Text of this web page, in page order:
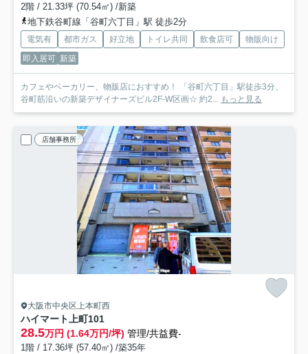
2階 / 21.33坪 (70.54㎡) /新築
地下鉄谷町線「谷町六丁目」駅 徒歩2分
電気有 都市ガス 好立地 トイレ共同 飲食店可
物販向け
即入居可 新築
カフェやベーカリー、物販店におすすめ！ 「谷町六丁目」駅徒歩3分、
谷町筋沿いの新築デザイナーズビル2F-W区画☆ 約2... もっと見る
店舗事務所
大阪市中央区上本町西
ハイマート上町101
28.5万円 (1.64万円/坪) 管理/共益費-
1階 / 17.36坪 (57.40㎡) /築35年